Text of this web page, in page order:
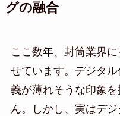
グの融合
ここ数年、封筒業界
せています。デジタ
義が薄れそうな印象
ん。しかし、実はデ